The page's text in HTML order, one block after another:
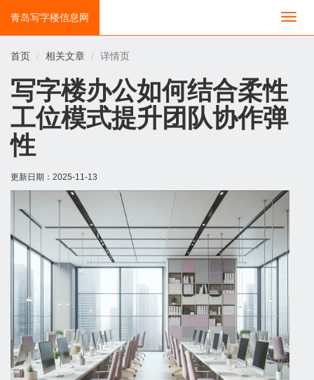
切
青岛写字楼信息网
首页 相关文章 详情页
写字楼办公如何结合柔性
工位模式提升团队协作弹
性
更新日期： 2025-11-13